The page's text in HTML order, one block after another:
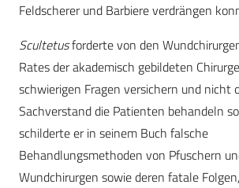
Feldscherer und Barbiere verdrängen
Scultetusforderte von den
Rates der akademisch gebildeten
schwierigen Fragen versichern und nicht
Sachverstand die Patienten behandeln
schilderte er in seinem Buch falsche
Behandlungsmethoden von Pfuschern
Wundchirurgen sowie deren fatale